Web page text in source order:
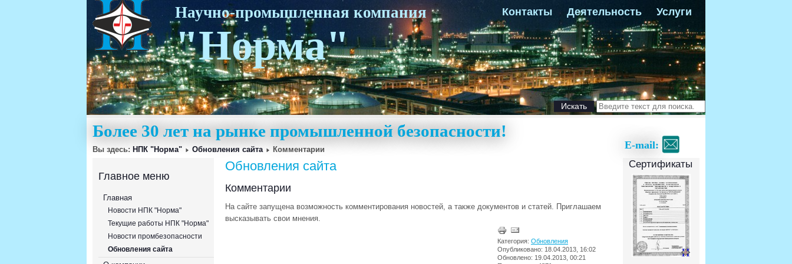
Контакты Деятельность Услуги
Научно-промышленная компания
"Норма"
Искать
E-mail:
Более 30 лет на рынке промышленной безопасности!
Вы здесь: НПК "Норма" Обновления сайта Комментарии
Главное меню
Главная
Новости НПК "Норма"
Текущие работы НПК "Норма"
Новости промбезопасности
Обновления сайта
Обновления сайта
Комментарии
На сайте запущена возможность комментирования новостей, а также документов и статей. Приглашаем
высказывать свои мнения.
Категория: Обновления
Опубликовано: 18.04.2013, 16:02
Обновлено: 19.04.2013, 00:21
Сертификаты